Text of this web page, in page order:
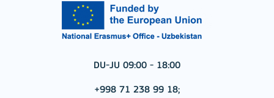
DU-JU 09:00 - 18:00
+998 71 238 99 18;